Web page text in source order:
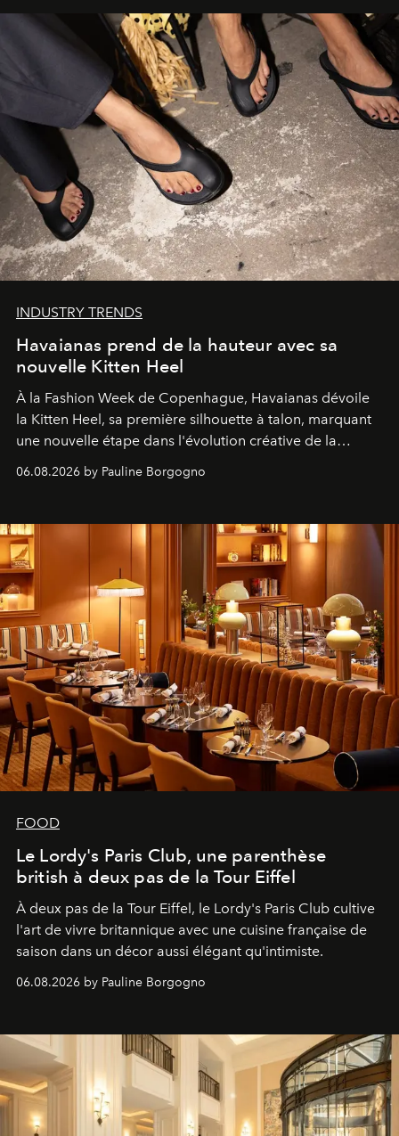
INDUSTRY TRENDS
Havaianas prend de la hauteur avec sa
nouvelle Kitten Heel
À la Fashion Week de Copenhague, Havaianas dévoile
la Kitten Heel, sa première silhouette à talon, marquant
une nouvelle étape dans l'évolution créative de la
06.08.2026 by Pauline Borgogno
FOOD
Le Lordy's Paris Club, une parenthèse
british à deux pas de la Tour Eiffel
À deux pas de la Tour Eiffel, le Lordy's Paris Club cultive
l'art de vivre britannique avec une cuisine française de
saison dans un décor aussi élégant qu'intimiste.
06.08.2026 by Pauline Borgogno